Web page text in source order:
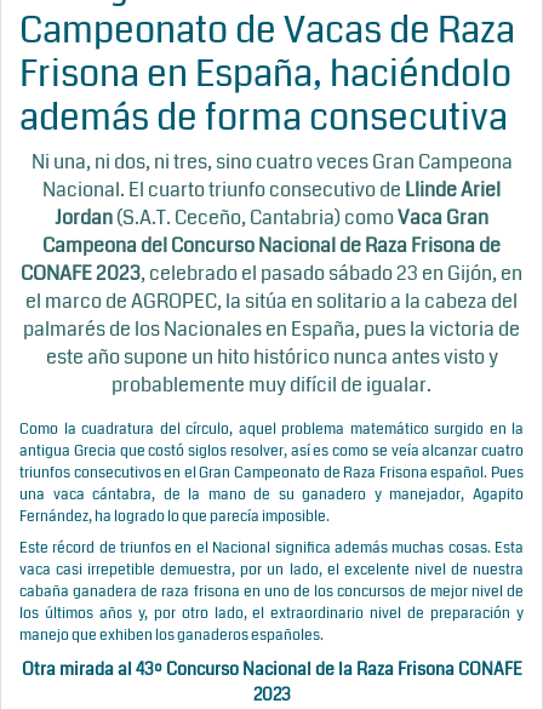
Campeonato de Vacas de Raza
Frisona en España, haciéndolo
además de forma consecutiva
Ni una, ni dos, ni tres, sino cuatro veces Gran Campeona
Nacional. El cuarto triunfo consecutivo de Llinde Ariel
Jordan(S.A.T. Ceceño, Cantabria) comoVaca Gran
Campeona del Concurso Nacional de Raza Frisona de
CONAFE 2023, celebrado el pasado sábado 23 en Gijón, en
el marco de AGROPEC, la sitúa en solitario a la cabeza del
palmarés de los Nacionales en España, pues la victoria de
este año supone un hito histórico nunca antes visto y
probablemente muy difícil de igualar.
Como la cuadratura del círculo, aquel problema matemático surgido en la
antigua Grecia que costó siglos resolver, así es como se veía alcanzar cuatro
triunfos consecutivos en el Gran Campeonato de Raza Frisona español. Pues
una vaca cántabra, de la mano de su ganadero y manejador, Agapito
Fernández, ha logrado lo que parecía imposible.
Este récord de triunfos en el Nacional significa además muchas cosas. Esta
vaca casi irrepetible demuestra, por un lado, el excelente nivel de nuestra
cabaña ganadera de raza frisona en uno de los concursos de mejor nivel de
los últimos años y, por otro lado, el extraordinario nivel de preparación y
manejo que exhiben los ganaderos españoles.
Otra mirada al 43º Concurso Nacional de la Raza Frisona CONAFE
2023